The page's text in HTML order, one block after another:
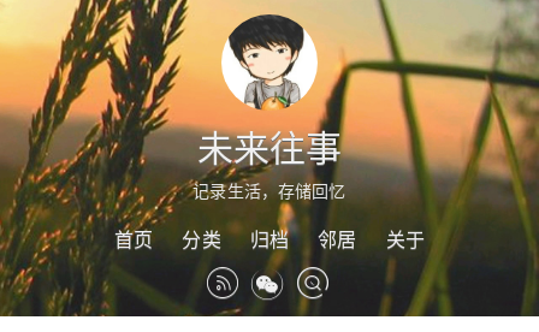
未来往事
记录生活，存储回忆
首页 分类 归档 邻居 关于